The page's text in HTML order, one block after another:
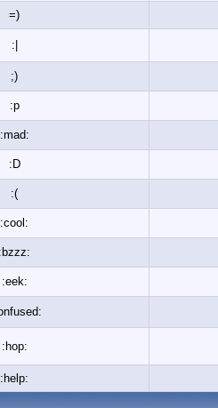
=)
:|
;)
:p
:mad:
:D
:(
:cool:
:bzzz:
:eek:
:hop:
:help: